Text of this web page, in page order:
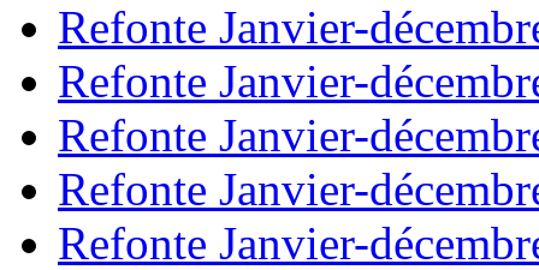
Refonte Janvier-
Refonte Janvier-
Refonte Janvier-
Refonte Janvier-
Refonte Janvier-